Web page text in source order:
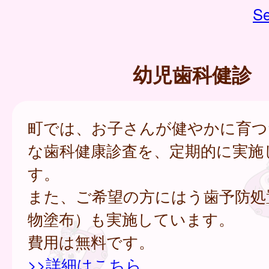
幼児歯科健診
町では、お子さんが健やかに育
な歯科健康診査を、定期的に実
す。
また、ご希望の方にはう歯予防
物塗布）も実施しています。
費用は無料です。
>>詳細はこちら